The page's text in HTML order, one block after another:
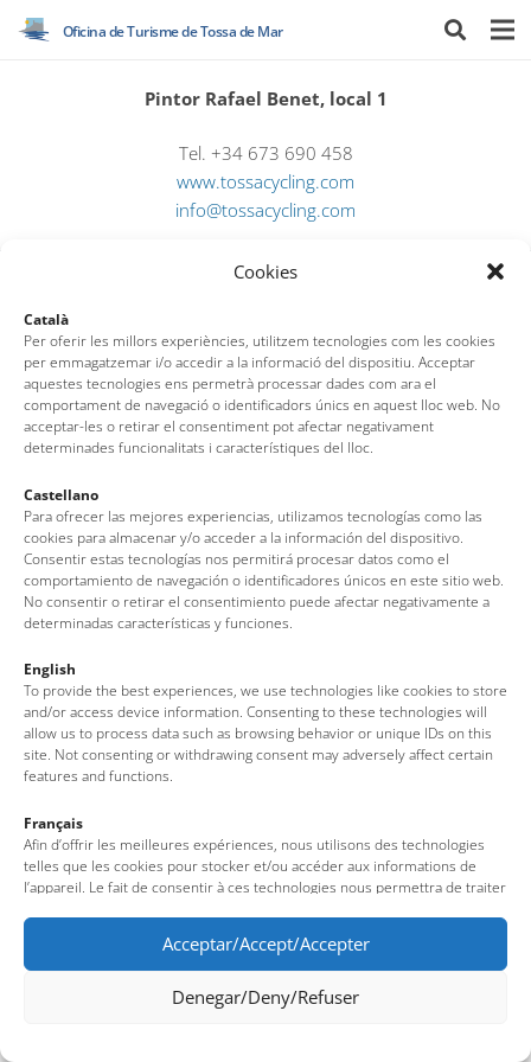
Cookies
Català
Per oferir les millors experiències, utilitzem tecnologies com les cookies
per emmagatzemar i/o accedir a la informació del dispositiu. Acceptar
aquestes tecnologies ens permetrà processar dades com ara el
comportament de navegació o identificadors únics en aquest lloc web. No
acceptar-les o retirar el consentiment pot afectar negativament
determinades funcionalitats i característiques del lloc.
Castellano
Para ofrecer las mejores experiencias, utilizamos tecnologías como las
cookies para almacenar y/o acceder a la información del dispositivo.
Consentir estas tecnologías nos permitirá procesar datos como el
comportamiento de navegación o identificadores únicos en este sitio web.
No consentir o retirar el consentimiento puede afectar negativamente a
determinadas características y funciones.
English
To provide the best experiences, we use technologies like cookies to store
and/or access device information. Consenting to these technologies will
allow us to process data such as browsing behavior or unique IDs on this
site. Not consenting or withdrawing consent may adversely affect certain
features and functions.
Français
Afin d’offrir les meilleures expériences, nous utilisons des technologies
telles que les cookies pour stocker et/ou accéder aux informations de
l’appareil. Le fait de consentir à ces technologies nous permettra de traiter
uniques sur ce site. Le fait de ne pas consentir ou de retirer son
consentement peut avoir un effet négatif sur certaines fonctionnalités et
caractéristiques du site.
Acceptar/Accept/Accepter
Denegar/Deny/Refuser
Oficina de Turisme de Tossa de Mar
Pintor Rafael Benet, local 1
Tel. +34 673 690 458
www.tossacycling.com
info@tossacycling.com
Oficina de Turisme de Tossa de Mar
Av. del Pelegrí, 25 – Edifici La Nau · 17320 – Tossa de Mar
Tel: + 00 34 972 340 108 · Mail: info@visittossa.com
Nota legal·Política de cookies·Protecció de dades